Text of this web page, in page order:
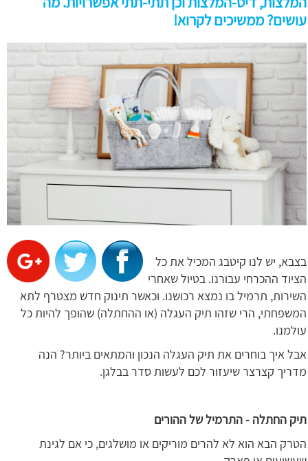
עושים? ממשיכים לקרוא!
בצבא, יש לנו קיטבג המכיל את כל
הציוד ההכרחי עבורנו. בטיול שאחרי
השירות, תרמיל בו נמצא רכושנו. וכאשר תינוק חדש מצטרף לתא
המשפחתי, הרי שזהו תיק העגלה (או ההחתלה) שהופך להיות כל
עולמנו.
אבל איך בוחרים את תיק העגלה הנכון והמתאים ביותר? הנה
מדריך קצרצר שיעזור לכם לעשות סדר בבלגן.
תיק החתלה - התרמיל של ההורים
הטרק הבא הוא לא להרים מוריקים או מושלגים, כי אם לגינת